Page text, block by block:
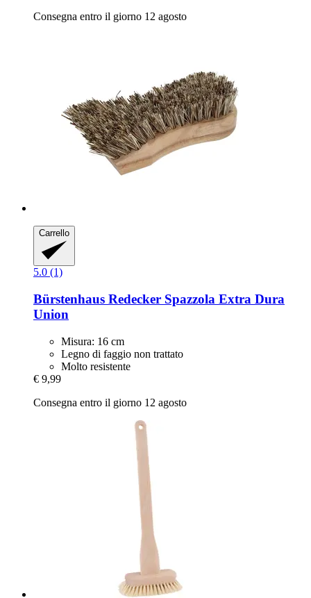
Consegna entro il giorno 12 agosto
Carrello
5.0 (1)
Bürstenhaus Redecker Spazzola Extra Dura
Union
Misura: 16 cm
Legno di faggio non trattato
Molto resistente
€ 9,99
Consegna entro il giorno 12 agosto